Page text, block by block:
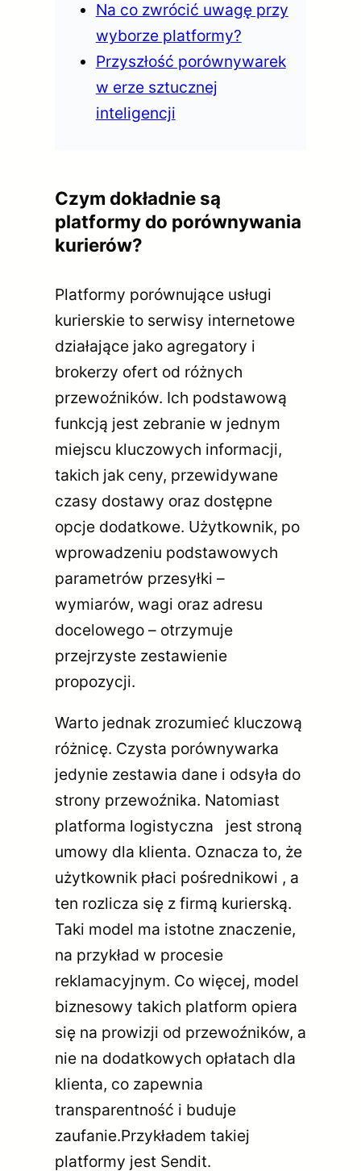
Na co zwrócić uwagę przy
wyborze platformy?
Przyszłość porównywarek
w erze sztucznej
inteligencji
Czym dokładnie są
platformy do porównywania
kurierów?
Platformy porównujące usługi
kurierskie to serwisy internetowe
działające jako agregatory i
brokerzy ofert od różnych
przewoźników. Ich podstawową
funkcją jest zebranie w jednym
miejscu kluczowych informacji,
takich jak ceny, przewidywane
czasy dostawy oraz dostępne
opcje dodatkowe. Użytkownik, po
wprowadzeniu podstawowych
parametrów przesyłki –
wymiarów, wagi oraz adresu
docelowego – otrzymuje
przejrzyste zestawienie
propozycji.
Warto jednak zrozumieć kluczową
różnicę. Czysta porównywarka
jedynie zestawia dane i odsyła do
strony przewoźnika. Natomiast
platforma logistyczna jest stroną
umowy dla klienta. Oznacza to, że
użytkownik płaci pośrednikowi , a
ten rozlicza się z firmą kurierską.
Taki model ma istotne znaczenie,
na przykład w procesie
reklamacyjnym. Co więcej, model
biznesowy takich platform opiera
się na prowizji od przewoźników, a
nie na dodatkowych opłatach dla
klienta, co zapewnia
transparentność i buduje
zaufanie.Przykładem takiej
platformy jest Sendit.